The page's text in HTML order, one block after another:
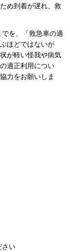
め到着が遅れ、救
を、「救急車の適
ほどではないが
が軽い怪我や病気
適正利用につい
力をお願いしま
さい